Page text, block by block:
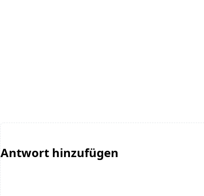
Antwort hinzufügen